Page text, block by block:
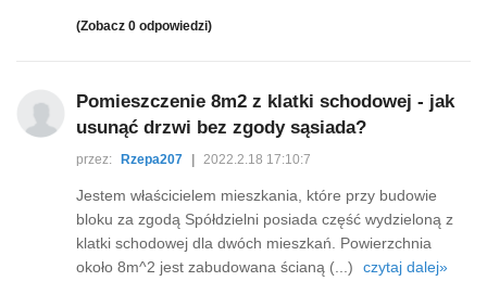
(Zobacz 0 odpowiedzi)
Pomieszczenie 8m2 z klatki schodowej - jak
usunąć drzwi bez zgody sąsiada?
przez: Rzepa207 2022.2.18 17:10:7
Jestem właścicielem mieszkania, które przy budowie
bloku za zgodą Spółdzielni posiada część wydzieloną z
klatki schodowej dla dwóch mieszkań. Powierzchnia
około 8m^2 jest zabudowana ścianą (...)
czytaj dalej»